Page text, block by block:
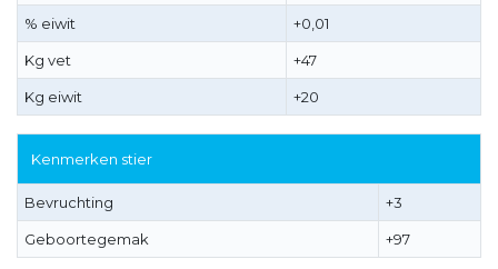
% eiwit +0,01
Kg vet +47
Kg eiwit +20
Kenmerken stier
Bevruchting +3
Geboortegemak +97